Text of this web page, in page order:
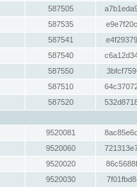
587505
587535
587541
587540
587550
587510
587520
9520081
9520060
9520020
9520030